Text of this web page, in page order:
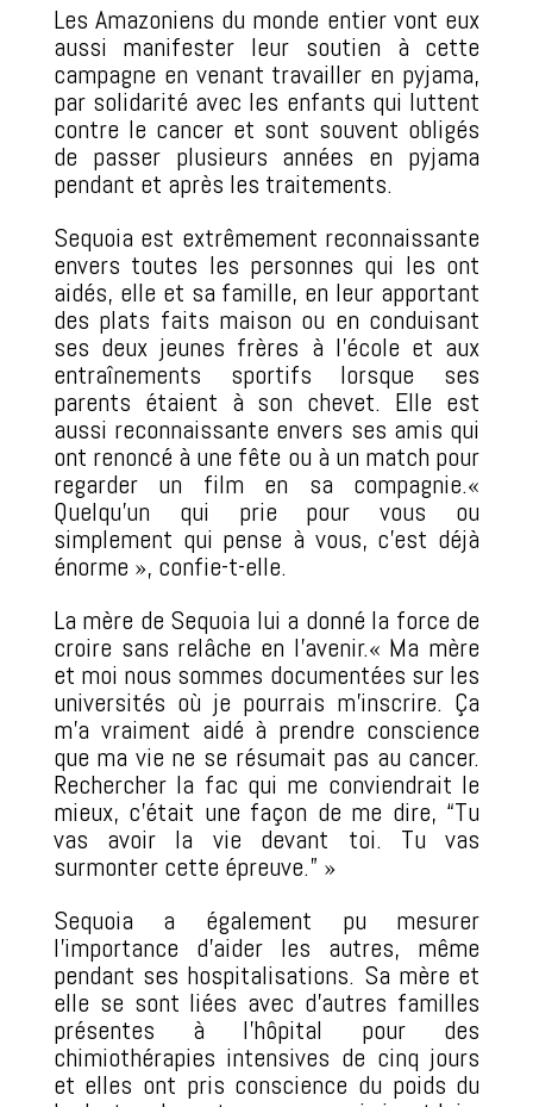
Les Amazoniens du monde entier vont eux
aussi manifester leur soutien à cette
campagne en venant travailler en pyjama,
par solidarité avec les enfants qui luttent
contre le cancer et sont souvent obligés
de passer plusieurs années en pyjama
pendant et après les traitements.
Sequoia est extrêmement reconnaissante
envers toutes les personnes qui les ont
aidés, elle et sa famille, en leur apportant
des plats faits maison ou en conduisant
ses deux jeunes frères à l’école et aux
entraînements sportifs lorsque ses
parents étaient à son chevet. Elle est
aussi reconnaissante envers ses amis qui
ont renoncé à une fête ou à un match pour
regarder un film en sa compagnie.«
Quelqu’un qui prie pour vous ou
simplement qui pense à vous, c’est déjà
énorme », confie-t-elle.
La mère de Sequoia lui a donné la force de
croire sans relâche en l’avenir.« Ma mère
et moi nous sommes documentées sur les
universités où je pourrais m’inscrire. Ça
m’a vraiment aidé à prendre conscience
que ma vie ne se résumait pas au cancer.
Rechercher la fac qui me conviendrait le
mieux, c’était une façon de me dire, “Tu
vas avoir la vie devant toi. Tu vas
surmonter cette épreuve.” »
Sequoia a également pu mesurer
l’importance d’aider les autres, même
pendant ses hospitalisations. Sa mère et
elle se sont liées avec d’autres familles
présentes à l’hôpital pour des
chimiothérapies intensives de cinq jours
et elles ont pris conscience du poids du